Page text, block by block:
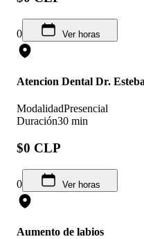
0 Ver horas
Atencion Dental Dr.
ModalidadPresencial
Duración30 min
$0 CLP
0 Ver horas
Aumento de labios